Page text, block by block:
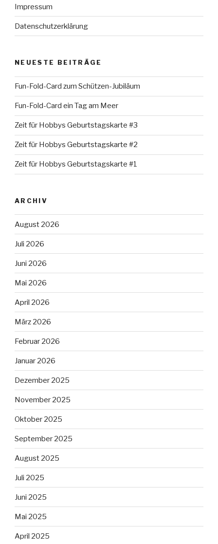
Impressum
Datenschutzerklärung
NEUESTE BEITRÄGE
Fun-Fold-Card zum Schützen-Jubiläum
Fun-Fold-Card ein Tag am Meer
Zeit für Hobbys Geburtstagskarte #3
Zeit für Hobbys Geburtstagskarte #2
Zeit für Hobbys Geburtstagskarte #1
ARCHIV
August 2026
Juli 2026
Juni 2026
Mai 2026
April 2026
März 2026
Februar 2026
Januar 2026
Dezember 2025
November 2025
Oktober 2025
September 2025
August 2025
Juli 2025
Juni 2025
Mai 2025
April 2025